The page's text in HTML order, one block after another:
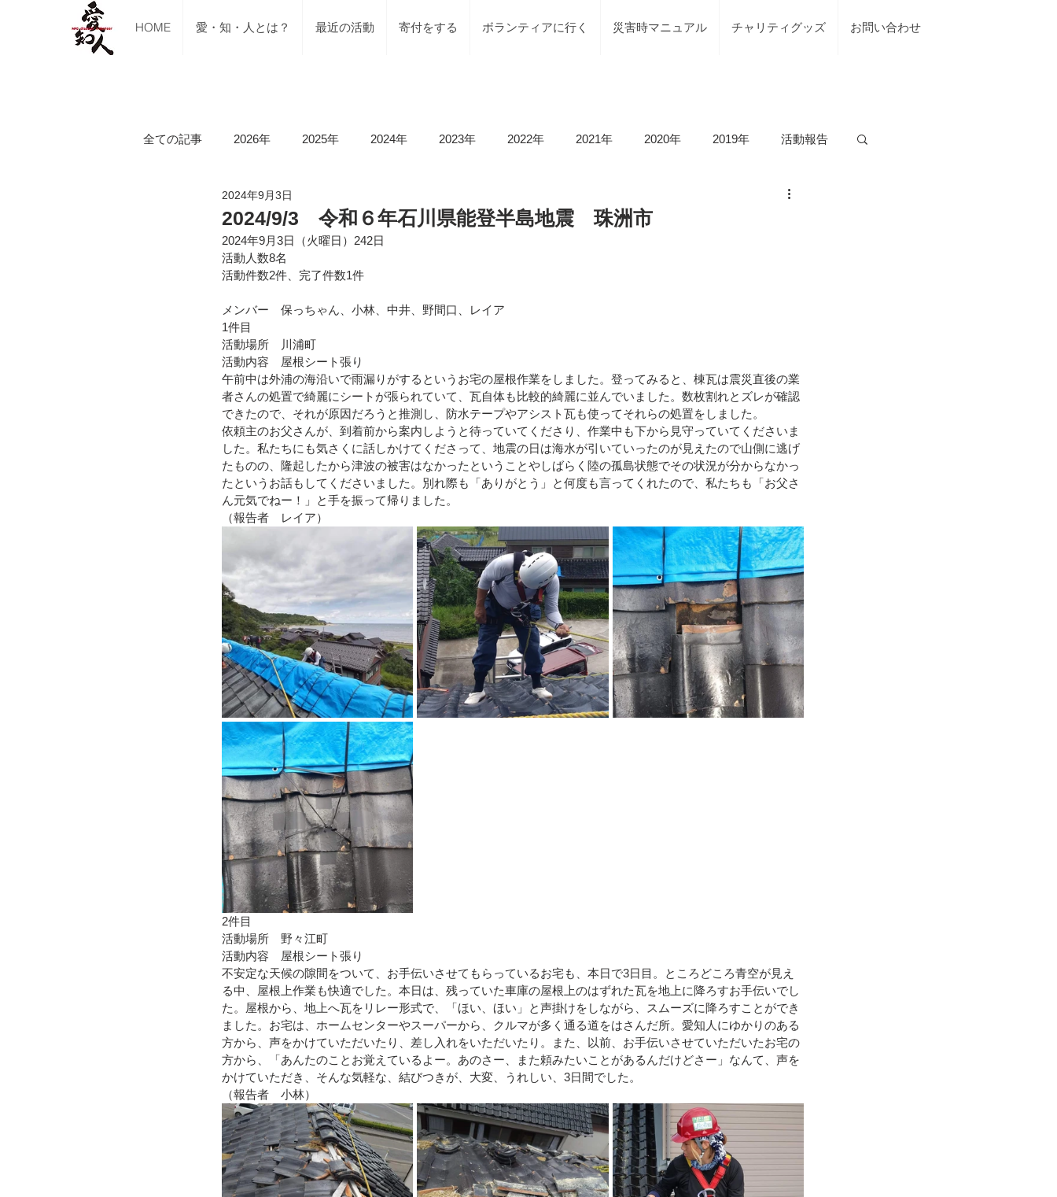
HOME 愛・知・人とは？ 最近の活動 寄付をする ボランティアに行く 災害時マニュアル チャリティグッズ お問い合わせ
全ての記事 2026年 2025年 2024年 2023年 2022年 2021年 2020年 2019年 活動報告
ご支援のご報告 メディア掲載情報
講習会（ブルーシート張り・床下等）
令和5年山口県美祢市豪雨水害
令和４年台風１５号（静岡市清水区） 令和4年8月豪雨(新潟県村上市） 令和4年福島県沖地震（桑折町）
令和3年8月豪雨 令和3年7月豪雨 令和2年7月豪雨 令和3年福島県沖地震 令和元年台風15号･19号
令和元年九州北部豪雨
2024/9/3 令和６年石川県能登半島地震 珠洲市
2024年9月3日
2024年9月3日（火曜日）242日
活動人数8名
活動件数2件、完了件数1件
メンバー　保っちゃん、小林、中井、野間口、レイア
1件目
活動場所　川浦町
活動内容　屋根シート張り
午前中は外浦の海沿いで雨漏りがするというお宅の屋根作業をしました。登ってみると、棟瓦は震災直後の業
者さんの処置で綺麗にシートが張られていて、瓦自体も比較的綺麗に並んでいました。数枚割れとズレが確認
できたので、それが原因だろうと推測し、防水テープやアシスト瓦も使ってそれらの処置をしました。
依頼主のお父さんが、到着前から案内しようと待っていてくださり、作業中も下から見守っていてくださいま
した。私たちにも気さくに話しかけてくださって、地震の日は海水が引いていったのが見えたので山側に逃げ
たものの、隆起したから津波の被害はなかったということやしばらく陸の孤島状態でその状況が分からなかっ
たというお話もしてくださいました。別れ際も「ありがとう」と何度も言ってくれたので、私たちも「お父さ
ん元気でねー！」と手を振って帰りました。
（報告者　レイア）
2件目
活動場所　野々江町
活動内容　屋根シート張り
不安定な天候の隙間をついて、お手伝いさせてもらっているお宅も、本日で3日目。ところどころ青空が見え
る中、屋根上作業も快適でした。本日は、残っていた車庫の屋根上のはずれた瓦を地上に降ろすお手伝いでし
た。屋根から、地上へ瓦をリレー形式で、「ほい、ほい」と声掛けをしながら、スムーズに降ろすことができ
ました。お宅は、ホームセンターやスーパーから、クルマが多く通る道をはさんだ所。愛知人にゆかりのある
方から、声をかけていただいたり、差し入れをいただいたり。また、以前、お手伝いさせていただいたお宅の
方から、「あんたのことお覚えているよー。あのさー、また頼みたいことがあるんだけどさー」なんて、声を
かけていただき、そんな気軽な、結びつきが、大変、うれしい、3日間でした。
（報告者　小林）